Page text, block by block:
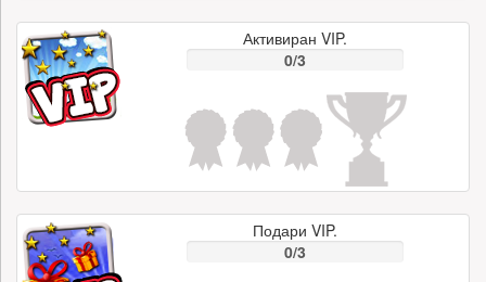
Активиран VIP.
0/3
Подари VIP.
0/3